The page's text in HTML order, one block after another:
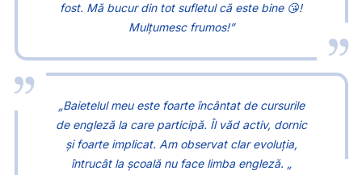
fost. Mă bucur din tot sufletul că este bine 😘!
Mulțumesc frumos!”
„Baietelul meu este foarte încântat de cursurile
de engleză la care participă. Îl văd activ, dornic
și foarte implicat. Am observat clar evoluția,
întrucât la școală nu face limba engleză. „